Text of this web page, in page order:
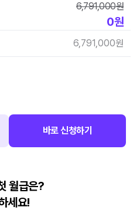
6,791,000원
0원
6,791,000원
바로 신청하기
월급은?
세요!